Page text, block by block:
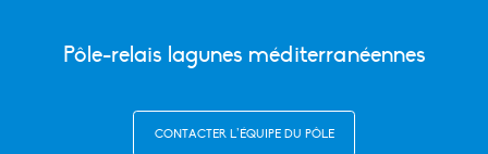
Pôle-relais lagunes méditerranéennes
CONTACTER L’ÉQUIPE DU PÔLE